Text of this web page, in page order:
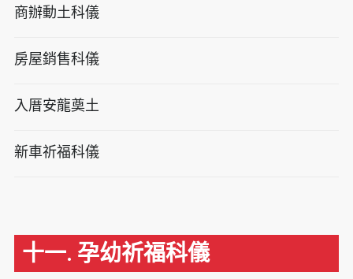
商辦動土科儀
房屋銷售科儀
入厝安龍奠土
新車祈福科儀
十一. 孕幼祈福科儀